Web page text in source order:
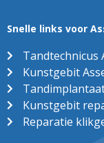
Snelle links voor
Tandtechnicus
Kunstgebit
Kunstgebit
Reparatie